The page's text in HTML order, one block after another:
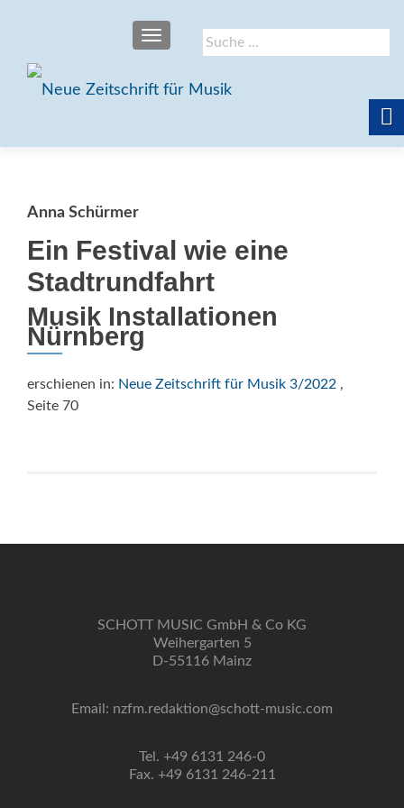
Suche
nach:
SCHALTE NAVIGATION
Anna Schürmer
Ein Festival wie eine
Stadtrundfahrt
Musik Installationen
Nürnberg
erschienen in: Neue Zeitschrift für Musik 3/2022 ,
Seite 70
SCHOTT MUSIC GmbH & Co KG
Weihergarten 5
D-55116 Mainz
Email: nzfm.redaktion@schott-music.com
Tel. +49 6131 246-0
Fax. +49 6131 246-211